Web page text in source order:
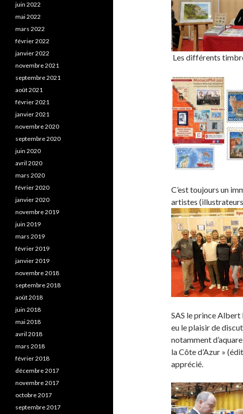
Les différents
C’est toujours un
artistes
SAS le prince Albert
eu le plaisir de
notamment
la Côte d’Azur »
apprécié.
juin 2022
mai 2022
mars 2022
février 2022
janvier 2022
novembre 2021
septembre 2021
août 2021
février 2021
janvier 2021
novembre 2020
septembre 2020
juin 2020
avril 2020
mars 2020
février 2020
janvier 2020
novembre 2019
juin 2019
mars 2019
février 2019
janvier 2019
novembre 2018
septembre 2018
août 2018
juin 2018
mai 2018
avril 2018
mars 2018
février 2018
décembre 2017
novembre 2017
octobre 2017
septembre 2017